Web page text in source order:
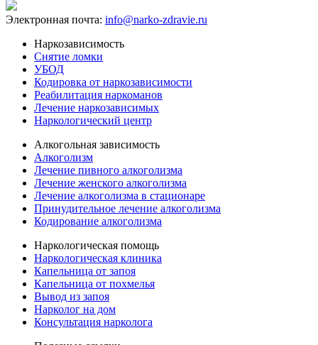
Электронная почта: info@narko-zdravie.ru
Наркозависимость
Снятие ломки
УБОД
Кодировка от наркозависимости
Реабилитация наркоманов
Лечение наркозависимых
Наркологический центр
Алкогольная зависимость
Алкоголизм
Лечение пивного алкоголизма
Лечение женского алкоголизма
Лечение алкоголизма в стационаре
Принудительное лечение алкоголизма
Кодирование алкоголизма
Наркологическая помощь
Наркологическая клиника
Капельница от запоя
Капельница от похмелья
Вывод из запоя
Нарколог на дом
Консультация нарколога